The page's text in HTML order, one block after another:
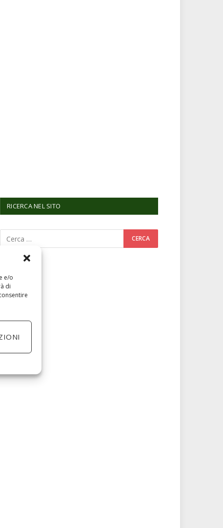
e/o
di
RICERCA NEL SITO